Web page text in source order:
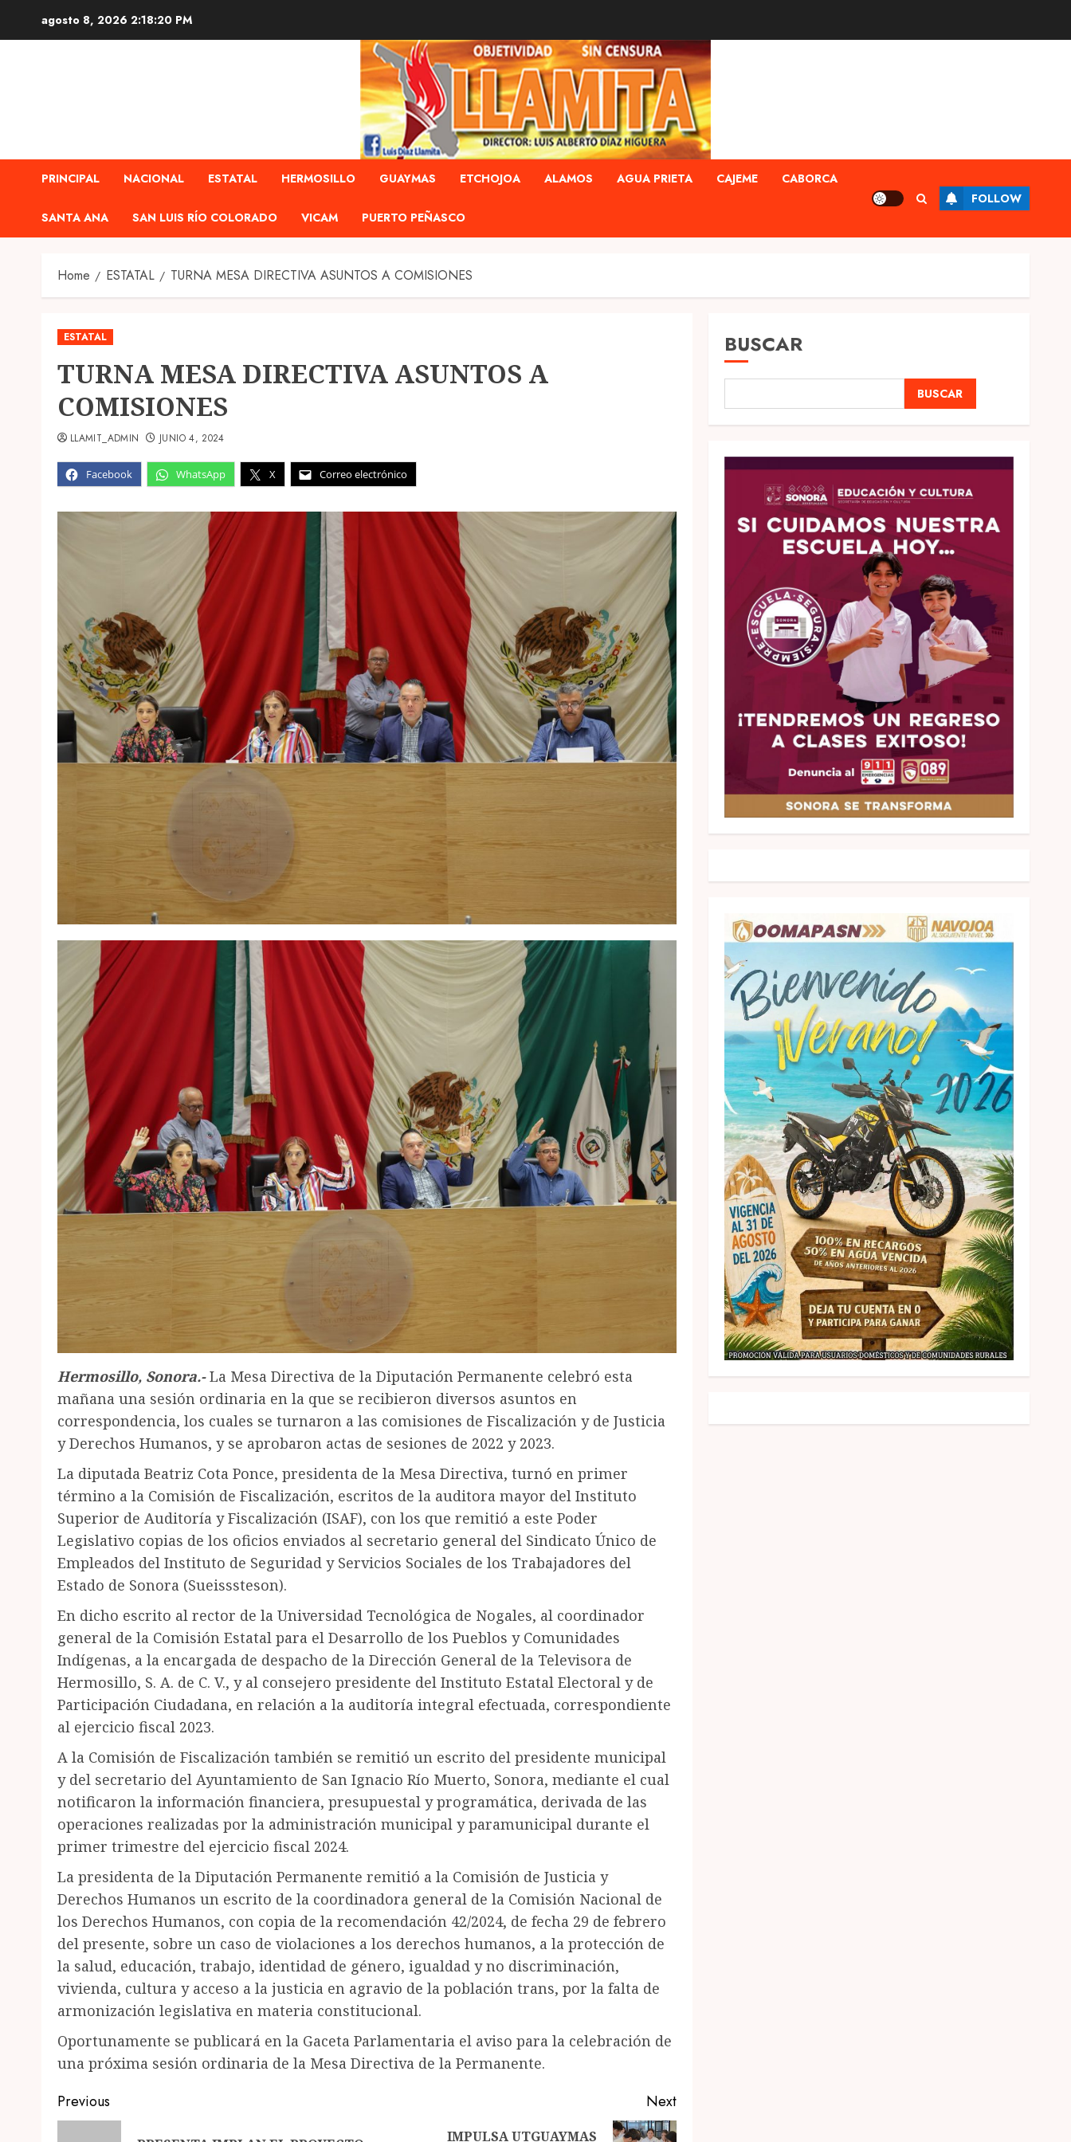
agosto 8, 2026 2:18:21 PM
PRINCIPAL NACIONAL ESTATAL HERMOSILLO GUAYMAS ETCHOJOA ALAMOS AGUA PRIETA CAJEME CABORCA
SANTA ANA SAN LUIS RÍO COLORADO VICAM PUERTO PEÑASCO
FOLLOW
Home ESTATAL TURNA MESA DIRECTIVA ASUNTOS A COMISIONES
ESTATAL
TURNA MESA DIRECTIVA ASUNTOS A
COMISIONES
Facebook WhatsApp X Correo electrónico
LLAMIT_ADMIN JUNIO 4, 2024
Hermosillo, Sonora.-La Mesa Directiva de la Diputación Permanente celebró esta
mañana una sesión ordinaria en la que se recibieron diversos asuntos en
correspondencia, los cuales se turnaron a las comisiones de Fiscalización y de Justicia
y Derechos Humanos, y se aprobaron actas de sesiones de 2022 y 2023.
La diputada Beatriz Cota Ponce, presidenta de la Mesa Directiva, turnó en primer
término a la Comisión de Fiscalización, escritos de la auditora mayor del Instituto
Superior de Auditoría y Fiscalización (ISAF), con los que remitió a este Poder
Legislativo copias de los oficios enviados al secretario general del Sindicato Único de
Empleados del Instituto de Seguridad y Servicios Sociales de los Trabajadores del
Estado de Sonora (Sueisssteson).
En dicho escrito al rector de la Universidad Tecnológica de Nogales, al coordinador
general de la Comisión Estatal para el Desarrollo de los Pueblos y Comunidades
Indígenas, a la encargada de despacho de la Dirección General de la Televisora de
Hermosillo, S. A. de C. V., y al consejero presidente del Instituto Estatal Electoral y de
Participación Ciudadana, en relación a la auditoría integral efectuada, correspondiente
al ejercicio fiscal 2023.
A la Comisión de Fiscalización también se remitió un escrito del presidente municipal
y del secretario del Ayuntamiento de San Ignacio Río Muerto, Sonora, mediante el cual
notificaron la información financiera, presupuestal y programática, derivada de las
operaciones realizadas por la administración municipal y paramunicipal durante el
primer trimestre del ejercicio fiscal 2024.
La presidenta de la Diputación Permanente remitió a la Comisión de Justicia y
Derechos Humanos un escrito de la coordinadora general de la Comisión Nacional de
los Derechos Humanos, con copia de la recomendación 42/2024, de fecha 29 de febrero
del presente, sobre un caso de violaciones a los derechos humanos, a la protección de
la salud, educación, trabajo, identidad de género, igualdad y no discriminación,
vivienda, cultura y acceso a la justicia en agravio de la población trans, por la falta de
armonización legislativa en materia constitucional.
Oportunamente se publicará en la Gaceta Parlamentaria el aviso para la celebración de
una próxima sesión ordinaria de la Mesa Directiva de la Permanente.
Post
Previous Next
IMPULSA UTGUAYMAS
BUSCAR
BUSCAR